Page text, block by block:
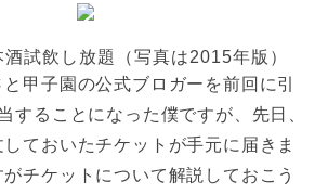
試飲し放題（写真は2015年版）
甲子園の公式ブロガーを前回に引
することになった僕ですが、先日、
ておいたチケットが手元に届きま
チケットについて解説しておこう